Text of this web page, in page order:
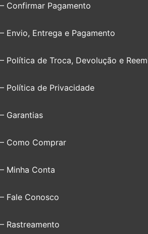
– Confirmar Pagamento
– Envio, Entrega e Pagamento
– Política de Troca, Devolução e
– Política de Privacidade
– Garantias
– Como Comprar
– Minha Conta
– Fale Conosco
– Rastreamento